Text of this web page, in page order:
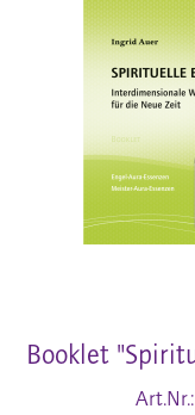
Booklet